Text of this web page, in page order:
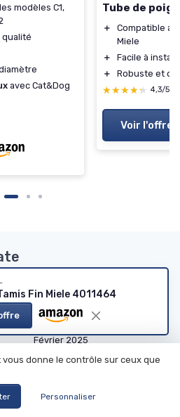
modèles C1,
qualité
avec Cat&Dog
Tube de
＋
Compatible
Miele
＋
Facile à
＋
Robuste et
★★★★★
★★★★★ 4,3/5
Voir l'offre
Fin Miele 4011464
Décembre 2024
Février 2025
Avril 2025
Août 2025
donne le contrôle sur ceux que
Personnaliser